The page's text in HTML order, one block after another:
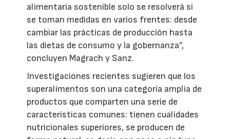
alimentaria sostenible solo se resolverá si
se toman medidas en varios frentes: desde
cambiar las prácticas de producción hasta
las dietas de consumo y la gobernanza”,
concluyen Magrach y Sanz.
Investigaciones recientes sugieren que los
superalimentos son una categoría amplia de
productos que comparten una serie de
características comunes: tienen cualidades
nutricionales superiores, se producen de